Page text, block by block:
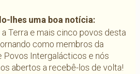
lhes uma boa notícia:
Terra e mais cinco povos desta
como membros da
Povos Intergalácticos e nós
abertos a recebê-los de volta!